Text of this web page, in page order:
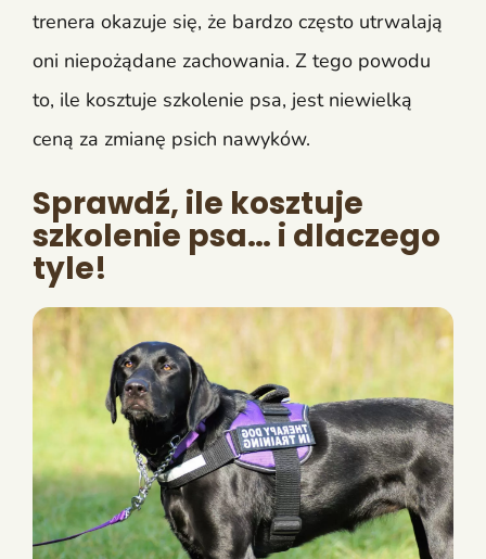
trenera okazuje się, że bardzo często utrwalają
oni niepożądane zachowania. Z tego powodu
to, ile kosztuje szkolenie psa, jest niewielką
ceną za zmianę psich nawyków.
Sprawdź, ile kosztuje
szkolenie psa… i dlaczego
tyle!